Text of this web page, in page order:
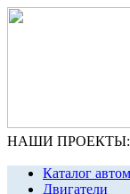
НАШИ ПРОЕКТЫ:
Каталог
Двигатели